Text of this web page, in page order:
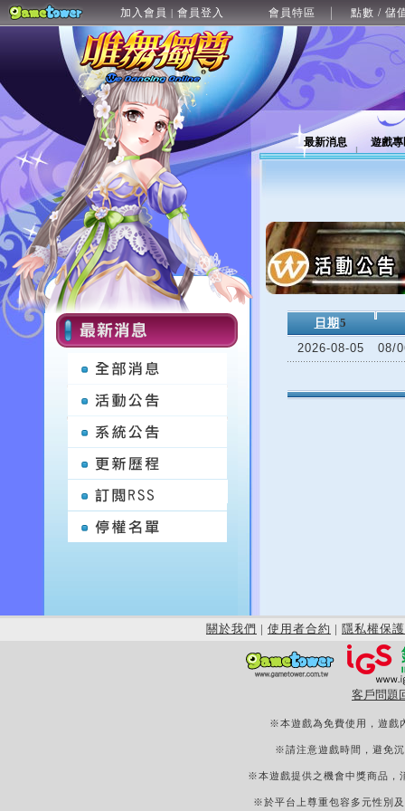
加入會員 | 會員登入 會員特區 點數 / 儲
最新消息 遊戲
日期 5
2026-08-05
08/
關於我們 | 使用者合約 | 隱私權保護
客戶問題
※本遊戲為免費使用，遊戲
※請注意遊戲時間，避免
※本遊戲提供之機會中獎商品，
※於平台上尊重包容多元性別